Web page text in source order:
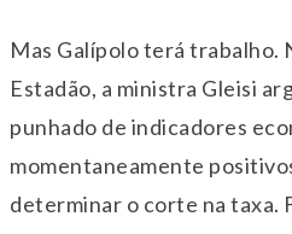
Mas Galípolo terá trabalho.
Estadão, a ministra Gleisi
punhado de indicadores
momentaneamente
determinar o corte na taxa.